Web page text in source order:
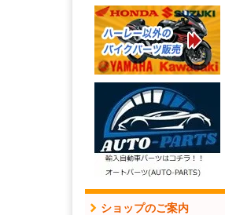
ショップのご案内